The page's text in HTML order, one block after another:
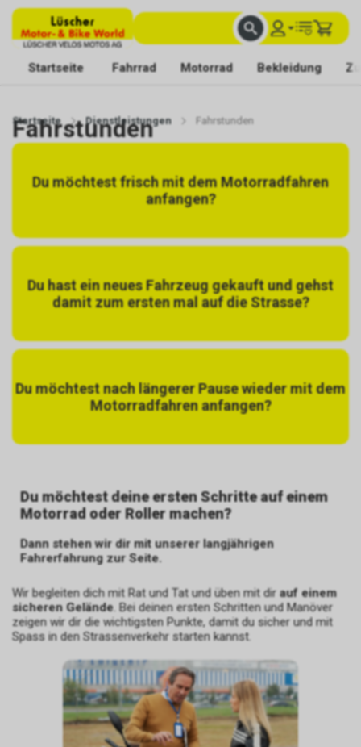
Startseite Fahrrad Motorrad Bekleidung
Startseite Dienstleistungen Fahrstunden
Fahrstunden
Du möchtest frisch mit dem Motorradfahren
anfangen?
Du hast ein neues Fahrzeug gekauft und gehst
damit zum ersten mal auf die Strasse?
Du möchtest nach längerer Pause wieder mit dem
Motorradfahren anfangen?
Du möchtest deine ersten Schritte auf einem
Motorrad oder Roller machen?
Dann stehen wir dir mit unserer langjährigen
Fahrerfahrung zur Seite.
Wir begleiten dich mit Rat und Tat und üben mit dirauf einem
sicheren Gelände . Bei deinen ersten Schritten und Manöver
zeigen wir dir die wichtigsten Punkte, damit du sicher und mit
Spass in den Strassenverkehr starten kannst.